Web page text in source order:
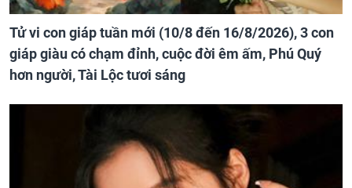
Tử vi con giáp tuần mới (10/8 đến 16/8/2026), 3 con
giáp giàu có chạm đỉnh, cuộc đời êm ấm, Phú Quý
hơn người, Tài Lộc tươi sáng